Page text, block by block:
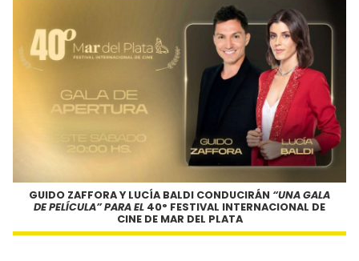
GUIDO ZAFFORAYLUCÍA BALDI CONDUCIRÁN “UNA GALA
DE PELÍCULA” PARA EL 40° FESTIVAL INTERNACIONAL DE
CINE DE MAR DEL PLATA